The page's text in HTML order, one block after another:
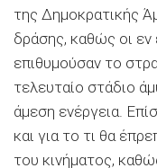
της ∆ημοκρατικής
δράσης, καθώς οι εν
επιθυμούσαν το
τελευταίο στάδιο
άμεση ενέργεια.
και για το τι θα
του κινήματος,